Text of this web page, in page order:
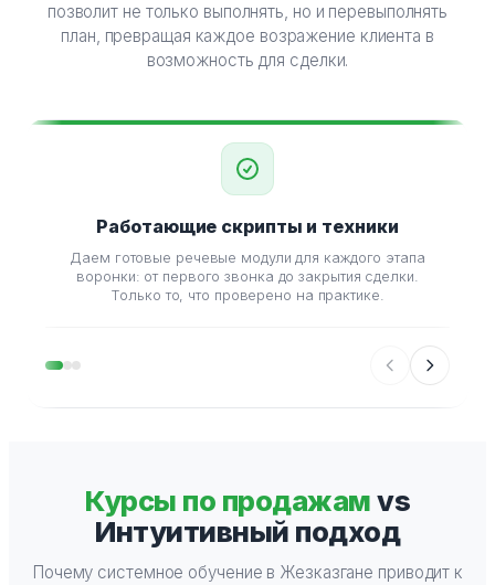
позволит не только выполнять, но и перевыполнять
план, превращая каждое возражение клиента в
возможность для сделки.
Работающие скрипты и техники
Даем готовые речевые модули для каждого этапа
воронки: от первого звонка до закрытия сделки.
Только то, что проверено на практике.
Курсы по продажамvs
Интуитивный подход
Почему системное обучение в Жезказгане приводит к